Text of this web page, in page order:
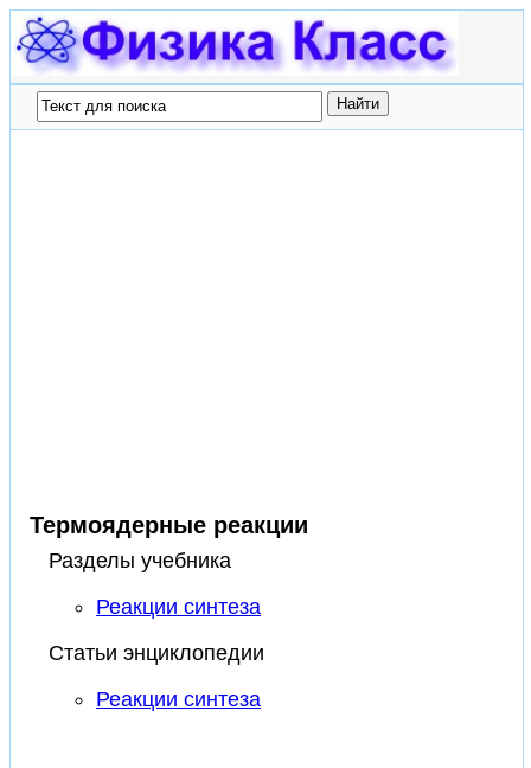
Термоядерные реакции
Разделы учебника
Реакции синтеза
Статьи энциклопедии
Реакции синтеза